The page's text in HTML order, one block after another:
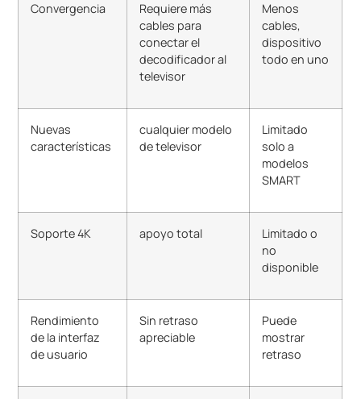
Convergencia
Requiere más
cables para
conectar el
decodificador al
televisor
Menos
cables,
dispositivo
todo en uno
Nuevas
características
cualquier modelo
de televisor
Limitado
solo a
modelos
SMART
Soporte 4K apoyo total
Limitado o
no
disponible
Rendimiento
de la interfaz
de usuario
Sin retraso
apreciable
Puede
mostrar
retraso